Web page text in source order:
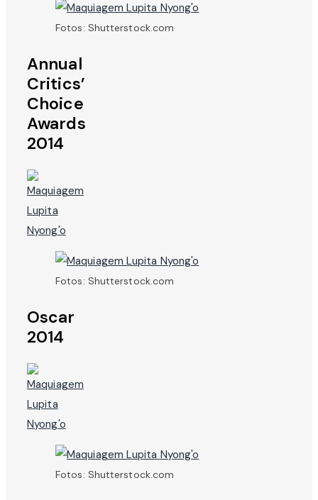
Fotos: Shutterstock.com
Annual
Critics’
Choice
Awards
2014
Fotos: Shutterstock.com
Oscar
2014
Fotos: Shutterstock.com